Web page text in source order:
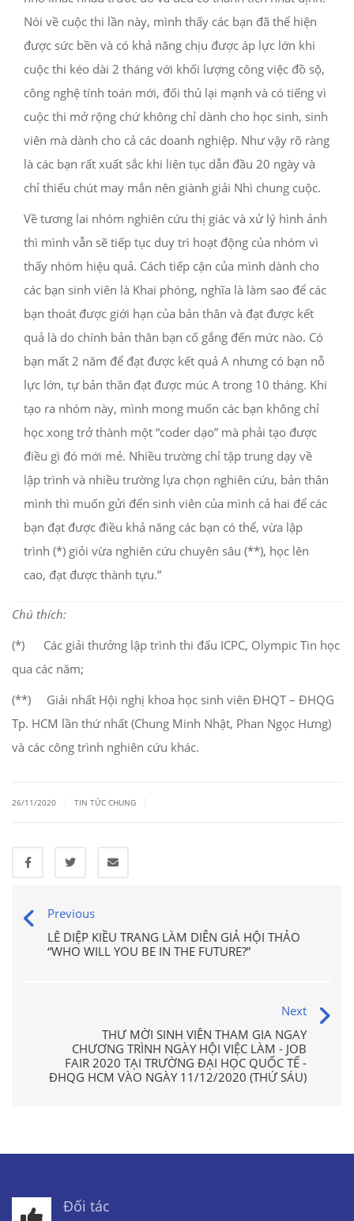
Nói về cuộc thi lần này, mình thấy các bạn đã thể hiện
được sức bền và có khả năng chịu được áp lực lớn khi
cuộc thi kéo dài 2 tháng với khối lượng công việc đồ sộ,
công nghệ tính toán mới, đối thủ lại mạnh và có tiếng vì
cuộc thi mở rộng chứ không chỉ dành cho học sinh, sinh
viên mà dành cho cả các doanh nghiệp. Như vậy rõ ràng
là các bạn rất xuất sắc khi liên tục dẫn đầu 20 ngày và
chỉ thiếu chút may mắn nên giành giải Nhì chung cuộc.
Về tương lai nhóm nghiên cứu thị giác và xử lý hình ảnh
thì mình vẫn sẽ tiếp tục duy trì hoạt động của nhóm vì
thấy nhóm hiệu quả. Cách tiếp cận của mình dành cho
các bạn sinh viên là Khai phóng, nghĩa là làm sao để các
bạn thoát được giới hạn của bản thân và đạt được kết
quả là do chính bản thân bạn cố gắng đến mức nào. Có
bạn mất 2 năm để đạt được kết quả A nhưng có bạn nỗ
lực lớn, tự bản thân đạt được múc A trong 10 tháng. Khi
tạo ra nhóm này, mình mong muốn các bạn không chỉ
học xong trở thành một “coder dạo” mà phải tạo được
điều gì đó mới mẻ. Nhiều trường chỉ tập trung dạy về
lập trình và nhiều trường lựa chọn nghiên cứu, bản thân
mình thì muốn gửi đến sinh viên của mình cả hai để các
bạn đạt được điều khả năng các bạn có thể, vừa lập
trình (*) giỏi vừa nghiên cứu chuyên sâu (**), học lên
cao, đạt được thành tựu.”
Chú thích:
(*) Các giải thưởng lập trình thi đấu ICPC, Olympic Tin học
qua các năm;
(**) Giải nhất Hội nghị khoa học sinh viên ĐHQT – ĐHQG
Tp. HCM lần thứ nhất (Chung Minh Nhật, Phan Ngọc Hưng)
và các công trình nghiên cứu khác.
26/11/2020 TIN TỨC CHUNG
Previous
LÊ DIỆP KIỀU TRANG LÀM DIỄN GIẢ HỘI THẢO
“WHO WILL YOU BE IN THE FUTURE?”
Next
THƯ MỜI SINH VIÊN THAM GIA NGAY
CHƯƠNG TRÌNH NGÀY HỘI VIỆC LÀM - JOB
FAIR 2020 TẠI TRƯỜNG ĐẠI HỌC QUỐC TẾ -
ĐHQG HCM VÀO NGÀY 11/12/2020 (THỨ SÁU)
Đối tác